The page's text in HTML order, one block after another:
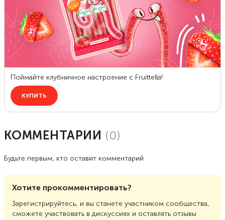
КОММЕНТАРИИ (0)
Будьте первым, кто оставит комментарий
Хотите прокомментировать?
Зарегистрируйтесь, и вы станете участником сообщества,
сможете участвовать в дискуссиях и оставлять отзывы